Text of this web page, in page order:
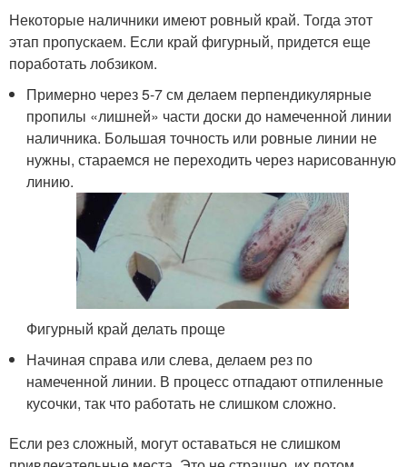
Некоторые наличники имеют ровный край. Тогда этот
этап пропускаем. Если край фигурный, придется еще
поработать лобзиком.
Примерно через 5-7 см делаем перпендикулярные
пропилы «лишней» части доски до намеченной линии
наличника. Большая точность или ровные линии не
нужны, стараемся не переходить через нарисованную
линию.
Фигурный край делать проще
Начиная справа или слева, делаем рез по
намеченной линии. В процесс отпадают отпиленные
кусочки, так что работать не слишком сложно.
Если рез сложный, могут оставаться не слишком